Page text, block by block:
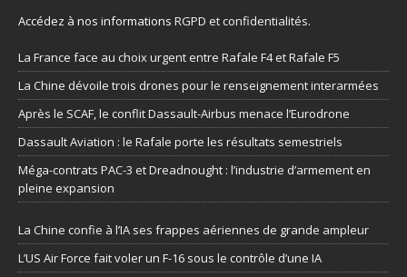
Accédez à nos informations RGPD et confidentialités.
La France face au choix urgent entre Rafale F4 et Rafale F5
La Chine dévoile trois drones pour le renseignement interarmées
Après le SCAF, le conflit Dassault-Airbus menace l’Eurodrone
Dassault Aviation : le Rafale porte les résultats semestriels
Méga-contrats PAC-3 et Dreadnought : l’industrie d’armement en
pleine expansion
La Chine confie à l’IA ses frappes aériennes de grande ampleur
L’US Air Force fait voler un F-16 sous le contrôle d’une IA